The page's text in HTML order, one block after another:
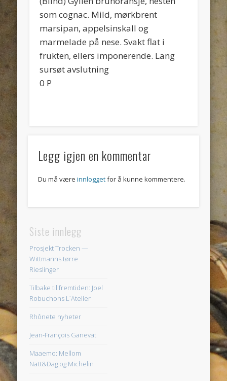
som cognac. Mild, mørkbrent
marsipan, appelsinskall og
marmelade på nese. Svakt flat i
frukten, ellers imponerende. Lang
sursøt avslutning
0 P
Legg igjen en kommentar
Du må væreinnloggetfor å kunne kommentere.
Siste innlegg
Prosjekt Trocken —
Wittmanns tørre
Rieslinger
Tilbake til fremtiden: Joel
Robuchons L´Atelier
Rhônete nyheter
Jean-François Ganevat
Maaemo: Mellom
Natt&Dag og Michelin